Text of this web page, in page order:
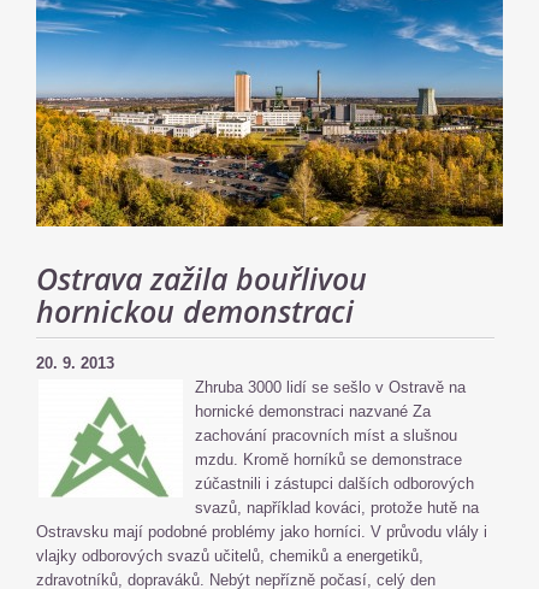
Ostrava zažila bouřlivou
hornickou demonstraci
20. 9. 2013
Zhruba 3000 lidí se sešlo v Ostravě na
hornické demonstraci nazvané Za
zachování pracovních míst a slušnou
mzdu. Kromě horníků se demonstrace
zúčastnili i zástupci dalších odborových
svazů, například kováci, protože hutě na
Ostravsku mají podobné problémy jako horníci. V průvodu vlály i
vlajky odborových svazů učitelů, chemiků a energetiků,
zdravotníků, dopraváků. Nebýt nepřízně počasí, celý den